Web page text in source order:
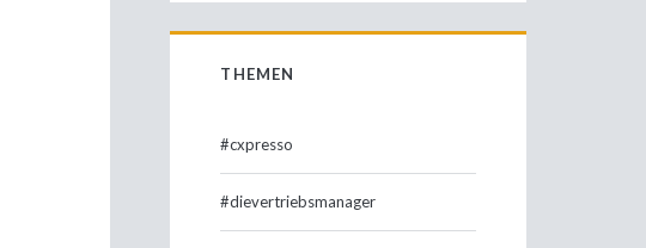
THEMEN
#cxpresso
#dievertriebsmanager